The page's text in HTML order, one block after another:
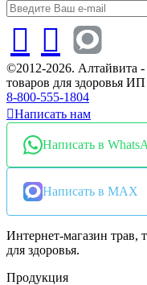
©2012-2026. Алтайвита -
товаров для здоровья
8-800-555-1804
Написать нам
Написать в
Написать в MAX
Интернет-магазин трав,
для здоровья.
Продукция